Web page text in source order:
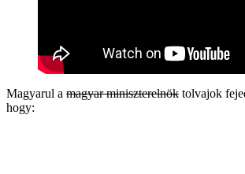
Magyarul a magyar miniszterelnök tolvajok
hogy: